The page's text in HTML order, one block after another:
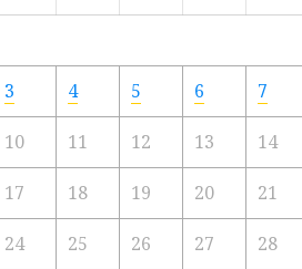
3 4 5 6 7
10 11 12 13 14
17 18 19 20 21
24 25 26 27 28